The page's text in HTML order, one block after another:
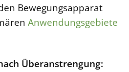
Bewegungsapparat
Anwendungsgebiete
Überanstrengung: